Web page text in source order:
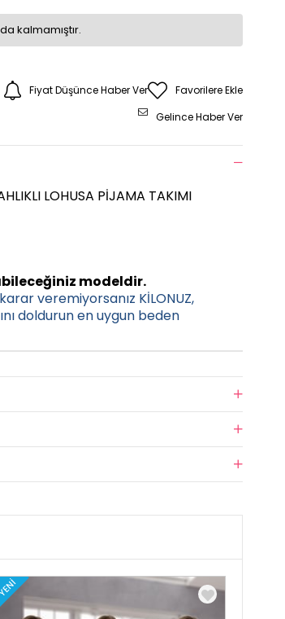
kalmamıştır.
Favorilere Ekle
Fiyat Düşünce Haber Ver
Gelince Haber Ver
LOHUSA PİJAMA TAKIMI
modeldir.
veremiyorsanız KİLONUZ,
doldurun en uygun beden